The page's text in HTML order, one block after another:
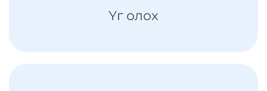
Үг олох